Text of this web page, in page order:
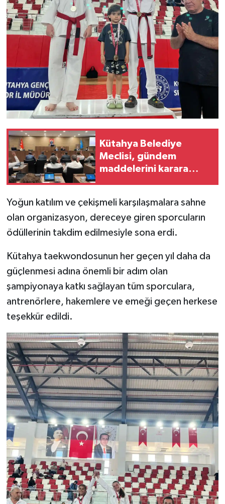
Kütahya Belediye
Meclisi, gündem
maddelerini karara
Yoğun katılım ve çekişmeli karşılaşmalara sahne
olan organizasyon, dereceye giren sporcuların
ödüllerinin takdim edilmesiyle sona erdi.
Kütahya taekwondosunun her geçen yıl daha da
güçlenmesi adına önemli bir adım olan
şampiyonaya katkı sağlayan tüm sporculara,
antrenörlere, hakemlere ve emeği geçen herkese
teşekkür edildi.